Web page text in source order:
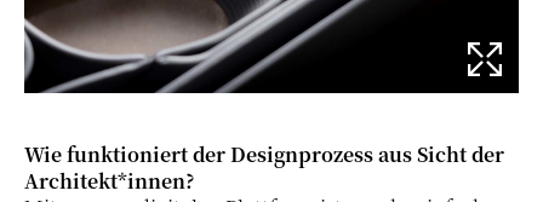
Wie funktioniert der Designprozess aus Sicht der
Architekt*innen?